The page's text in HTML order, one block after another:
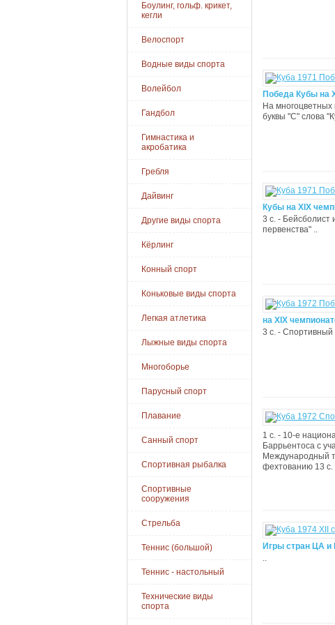
Боулинг, гольф. крикет,
кегли
Велоспорт
Водные виды спорта
Волейбол
Гандбол
Гимнастика и
акробатика
Гребля
Дайвинг
Другие виды спорта
Кёрлинг
Конный спорт
Коньковые виды спорта
Легкая атлетика
Лыжные виды спорта
Многоборье
Парусный спорт
Плавание
Санный спорт
Спортивная рыбалка
Спортивные
сооружения
Стрельба
Теннис (большой)
Теннис - настольный
Технические виды
спорта
Победа Кубы на
На многоцветных
буквы "С" слова
Кубы на XIX
3 с. - Бейсболист
первенства" ..
на XIX
3 с. - Спортивный
1 с. - 10-е
Баррьентоса с
Международный
фехтованию 13 с.
Игры стран ЦА и
..